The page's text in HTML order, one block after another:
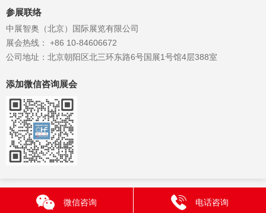
参展联络
中展智奥（北京）国际展览有限公司
展会热线： +86 10-84606672
公司地址：北京朝阳区北三环东路6号国展1号馆4层388室
添加微信咨询展会
微信咨询 电话咨询